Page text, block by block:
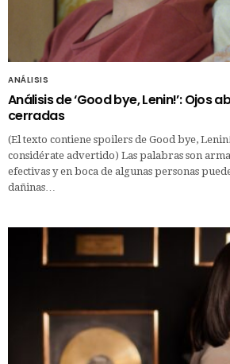
ANÁLISIS
Análisis de ‘Good bye, Lenin!’: Ojos
cerradas
(El texto contiene spoilers de Good bye,
considérate advertido) Las palabras son
efectivas y en boca de algunas personas
dañinas…